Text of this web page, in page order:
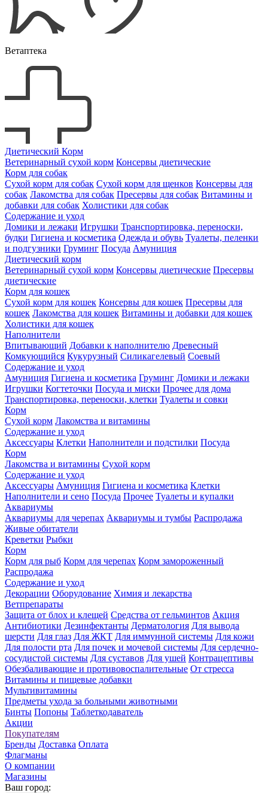
Ветаптека
Диетический Корм
Ветеринарный сухой корм Консервы диетические
Корм для собак
Сухой корм для собак Сухой корм для щенков Консервы для
собак Лакомства для собак Пресервы для собак Витамины и
добавки для собак Холистики для собак
Содержание и уход
Домики и лежаки Игрушки Транспортировка, переноски,
будки Гигиена и косметика Одежда и обувь Туалеты, пеленки
и подгузники Груминг Посуда Амуниция
Диетический корм
Ветеринарный сухой корм Консервы диетические Пресервы
диетические
Корм для кошек
Сухой корм для кошек Консервы для кошек Пресервы для
кошек Лакомства для кошек Витамины и добавки для кошек
Холистики для кошек
Наполнители
Впитывающий Добавки к наполнителю Древесный
Комкующийся Кукурузный Силикагелевый Соевый
Содержание и уход
Амуниция Гигиена и косметика Груминг Домики и лежаки
Игрушки Когтеточки Посуда и миски Прочее для дома
Транспортировка, переноски, клетки Туалеты и совки
Корм
Сухой корм Лакомства и витамины
Содержание и уход
Аксессуары Клетки Наполнители и подстилки Посуда
Корм
Лакомства и витамины Сухой корм
Содержание и уход
Аксессуары Амуниция Гигиена и косметика Клетки
Наполнители и сено Посуда Прочее Туалеты и купалки
Аквариумы
Аквариумы для черепах Аквариумы и тумбы Распродажа
Живые обитатели
Креветки Рыбки
Корм
Корм для рыб Корм для черепах Корм замороженный
Распродажа
Содержание и уход
Декорации Оборудование Химия и лекарства
Ветпрепараты
Защита от блох и клещей Средства от гельминтов Акция
Антибиотики Дезинфектанты Дерматология Для вывода
шерсти Для глаз Для ЖКТ Для иммунной системы Для кожи
Для полости рта Для почек и мочевой системы Для сердечно-
сосудистой системы Для суставов Для ушей Контрацептивы
Обезбаливающие и противовоспалительные От стресса
Витамины и пищевые добавки
Мультивитамины
Предметы ухода за больными животными
Бинты Попоны Таблеткодаватель
Акции
Покупателям
Бренды Доставка Оплата
Флагманы
О компании
Магазины
Ваш город: